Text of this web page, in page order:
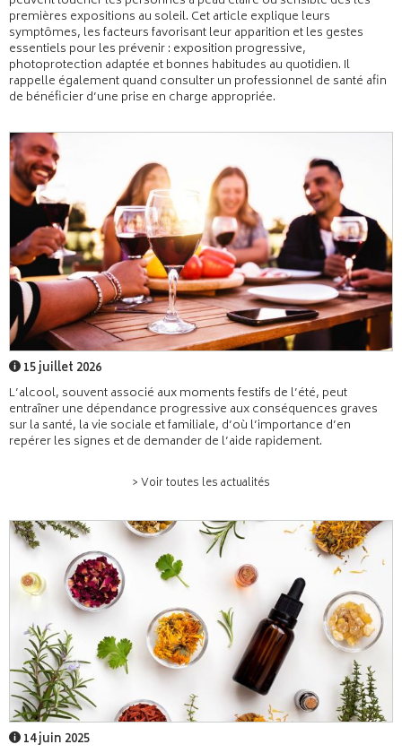
premières expositions au soleil. Cet article explique leurs
symptômes, les facteurs favorisant leur apparition et les gestes
essentiels pour les prévenir : exposition progressive,
photoprotection adaptée et bonnes habitudes au quotidien. Il
rappelle également quand consulter un professionnel de santé afin
de bénéficier d’une prise en charge appropriée.
15 juillet 2026
L’alcool, souvent associé aux moments festifs de l’été, peut
entraîner une dépendance progressive aux conséquences graves
sur la santé, la vie sociale et familiale, d’où l’importance d’en
repérer les signes et de demander de l’aide rapidement.
> Voir toutes les actualités
14 juin 2025